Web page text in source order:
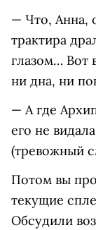
— Что, Анна,
трактира
глазом… Вот
ни дна, ни
— А где
его не
(тревожный
Потом вы
текущие
Обсудили